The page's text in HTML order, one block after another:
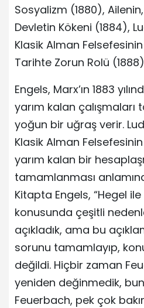
Sosyalizm (1880),
Devletin Kökeni (1884),
Klasik Alman
Tarihte Zorun Rolü
Engels, Marx’ın 1883
yarım kalan
yoğun bir uğraş verir.
Klasik Alman
yarım kalan bir
tamamlanması
Kitapta Engels, “Hegel
konusunda çeşitli
açıkladık, ama bu
sorunu tamamlayıp,
değildi. Hiçbir zaman
yeniden değinmedik,
Feuerbach, pek çok